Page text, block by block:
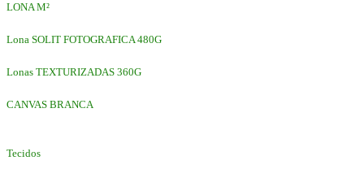
LONA M²
Lona SOLIT FOTOGRAFICA 480G
Lonas TEXTURIZADAS 360G
CANVAS BRANCA
Tecidos